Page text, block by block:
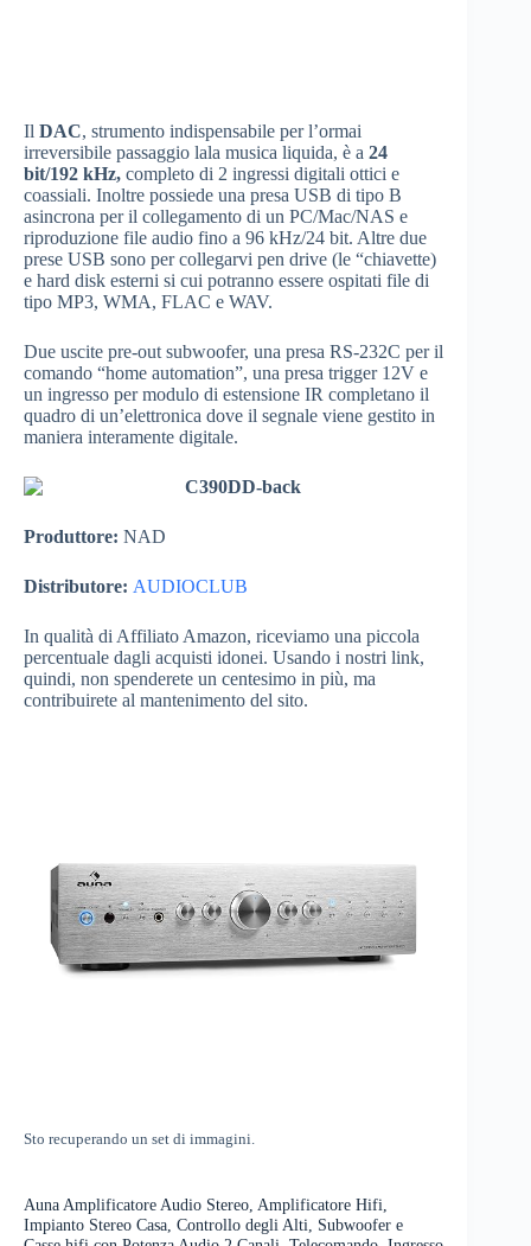
Il DAC, strumento indispensabile per l’ormai
irreversibile passaggio lala musica liquida, è a 24
bit/192 kHz, completo di 2 ingressi digitali ottici e
coassiali. Inoltre possiede una presa USB di tipo B
asincrona per il collegamento di un PC/Mac/NAS e
riproduzione file audio fino a 96 kHz/24 bit. Altre due
prese USB sono per collegarvi pen drive (le “chiavette)
e hard disk esterni si cui potranno essere ospitati file di
tipo MP3, WMA, FLAC e WAV.
Due uscite pre-out subwoofer, una presa RS-232C per il
comando “home automation”, una presa trigger 12V e
un ingresso per modulo di estensione IR completano il
quadro di un’elettronica dove il segnale viene gestito in
maniera interamente digitale.
Produttore: NAD
Distributore: AUDIOCLUB
In qualità di Affiliato Amazon, riceviamo una piccola
percentuale dagli acquisti idonei. Usando i nostri link,
quindi, non spenderete un centesimo in più, ma
contribuirete al mantenimento del sito.
Sto recuperando un set di immagini.
Auna Amplificatore Audio Stereo, Amplificatore Hifi,
Impianto Stereo Casa, Controllo degli Alti, Subwoofer e